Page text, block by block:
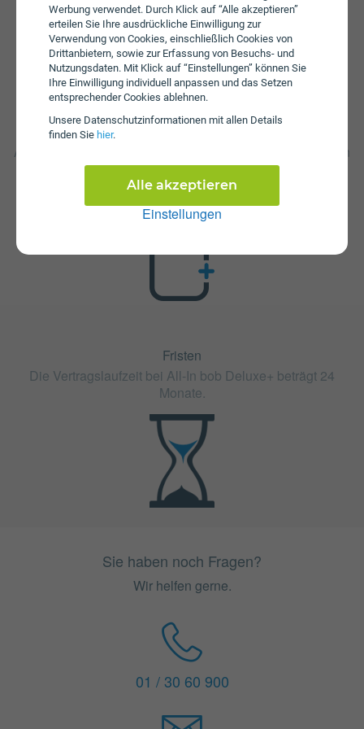
Werbung verwendet. Durch Klick auf “Alle akzeptieren”
erteilen Sie Ihre ausdrückliche Einwilligung zur
Verwendung von Cookies, einschließlich Cookies von
Drittanbietern, sowie zur Erfassung von Besuchs- und
Nutzungsdaten. Mit Klick auf “Einstellungen” können Sie
Ihre Einwilligung individuell anpassen und das Setzen
entsprechender Cookies ablehnen.
Unsere Daten­schutz­informationen mit allen Details
finden Sie hier.
Einstellungen
Alle akzeptieren
All-In bob Deluxe+ ist mit verschiedenen Zusatzangeboten
erweiterbar. Mehr über kombinierbare Zusatzprodukte
erfahren Sie in unserm Handytarif-Rechner. Dort können
Sie den Tarif nach Belieben mit anderen Angeboten
kombinieren.
Fristen
Die Vertragslaufzeit bei All-In bob Deluxe+ beträgt 24
Monate.
Sie haben noch Fragen?
Wir helfen gerne.
01 / 30 60 900